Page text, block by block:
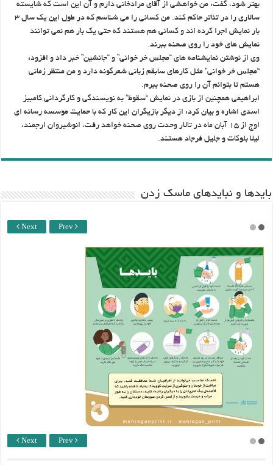
بهتر شود، گفت: من خواهشی از آقای مرادخانی دارم و آن این است که شایسته
سالاری را در تئاتر حاکم کند. من کسانی را می شناسم که در طول این یک سال ۳
بار نمایش اجرا کرده اند و کسانی هم هستند که حتی یک بار هم نمی توانند
نمایش های خود را روی صحنه ببرند.
وی از نوشتن نمایشنامه های “مجلس خر خوانی” و “جانشین” خبر داد و افزود:
“مجلس خر خوانی” مثل کارهای سابقم زبانی شعرگونه دارد و من منتظر زمانی
هستم تا بتوانم آن را روی صحنه ببرم.
ابراهیمی همچنین از بازی در نمایش “سقوط” به نویسندگی و کارگردانی کامبیز
اسدی اشاره و بیان کرد: از دیگر بازیگران این کار که با حمایت موسسه رسانه ای
اوج از ۱۵ آبان ماه در تالار وحدت روی صحنه خواهد رفت، انوشیروان ارجمند،
لیلا بلوکات و جلیل فرجاد هستند.
باید‌ها و نبایدهای ماسک زدن
Next Prev
Next Prev